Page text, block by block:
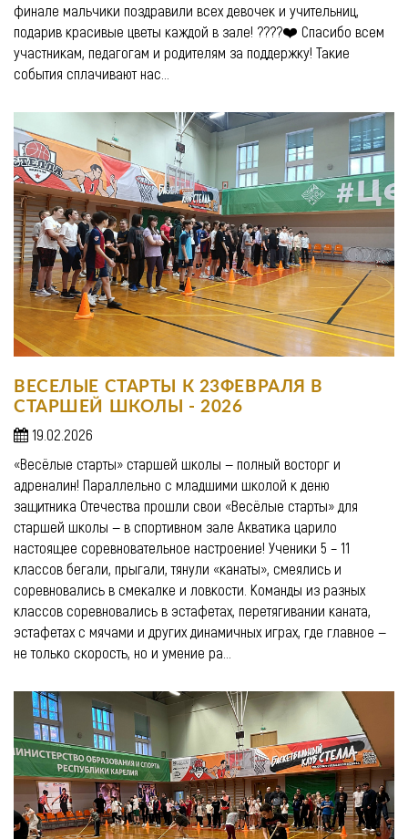
финале мальчики поздравили всех девочек и учительниц,
подарив красивые цветы каждой в зале! ????❤️ Спасибо всем
участникам, педагогам и родителям за поддержку! Такие
события сплачивают нас...
ВЕСЕЛЫЕ СТАРТЫ К 23ФЕВРАЛЯ В
СТАРШЕЙ ШКОЛЫ - 2026
19.02.2026
«Весёлые старты» старшей школы — полный восторг и
адреналин! Параллельно с младшими школой к деню
защитника Отечества прошли свои «Весёлые старты» для
старшей школы — в спортивном зале Акватика царило
настоящее соревновательное настроение! Ученики 5 – 11
классов бегали, прыгали, тянули «канаты», смеялись и
соревновались в смекалке и ловкости. Команды из разных
классов соревновались в эстафетах, перетягивании каната,
эстафетах с мячами и других динамичных играх, где главное —
не только скорость, но и умение ра...